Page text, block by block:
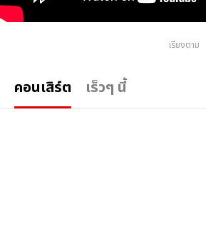
เรียงตาม
คอนเสิร์ต เร็วๆ นี้